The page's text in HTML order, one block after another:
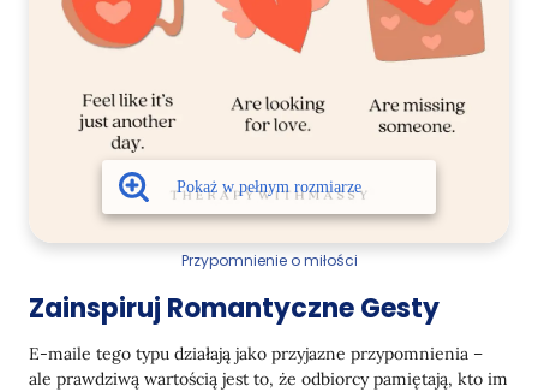
Przypomnienie o miłości
Zainspiruj Romantyczne Gesty
E-maile tego typu działają jako przyjazne przypomnienia –
ale prawdziwą wartością jest to, że odbiorcy pamiętają, kto im